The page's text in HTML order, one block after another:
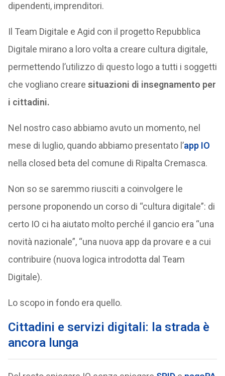
dipendenti, imprenditori.
Il Team Digitale e Agid con il progetto Repubblica
Digitale mirano a loro volta a creare cultura digitale,
permettendo l’utilizzo di questo logo a tutti i soggetti
che vogliano creare situazioni di insegnamento per
i cittadini.
Nel nostro caso abbiamo avuto un momento, nel
mese di luglio, quando abbiamo presentato l’app IO
nella closed beta del comune di Ripalta Cremasca.
Non so se saremmo riusciti a coinvolgere le
persone proponendo un corso di “cultura digitale”: di
certo IO ci ha aiutato molto perché il gancio era “una
novità nazionale”, “una nuova app da provare e a cui
contribuire (nuova logica introdotta dal Team
Digitale).
Lo scopo in fondo era quello.
Cittadini e servizi digitali: la strada è
ancora lunga